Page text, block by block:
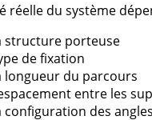
réelle du système
structure porteuse
de fixation
longueur du parcours
entre les
configuration des angles